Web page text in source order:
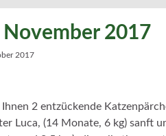
2017
2017
2 entzückende
Luca, (14 Monate, 6 kg) sanft